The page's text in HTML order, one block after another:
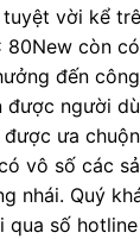
vời kể
80New còn
đến
được người
ưa
vô số các
nhái. Quý
qua số